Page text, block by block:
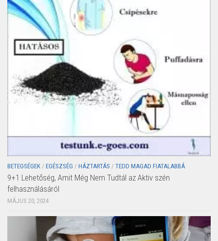
BETEGSÉGEK / EGÉSZSÉG / HÁZTARTÁS / TEDD MAGAD FIATALABBÁ
9+1 Lehetőség, Amit Még Nem Tudtál az Aktiv szén
felhasználásáról
MÁJUS 20, 2024